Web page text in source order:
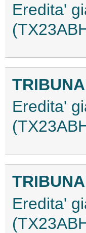
Eredita'
Eredita'
Eredita'